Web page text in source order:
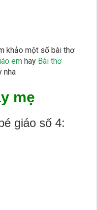
khảo một số bài thơ
em hay Bài thơ
nha
mẹ
giáo số 4: